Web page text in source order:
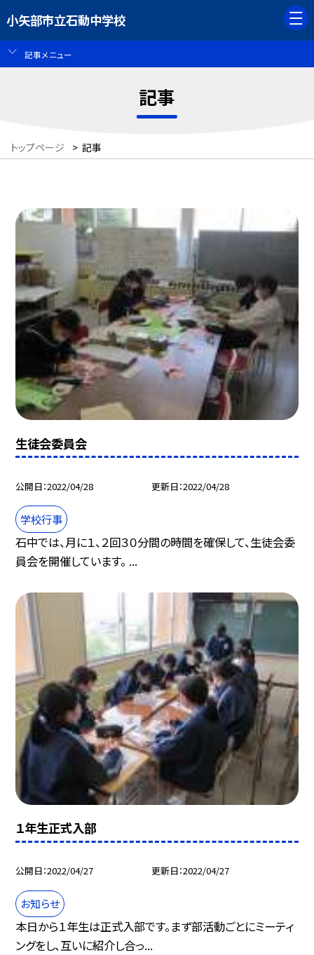
小矢部市立石動中学校
記事メニュー
記事
トップページ > 記事
生徒会委員会
公開日 2022/04/28 更新日 2022/04/28
学校行事
石中では、月に１、２回３０分間の時間を確保して、生徒会委
員会を開催しています。 ...
１年生正式入部
公開日 2022/04/27 更新日 2022/04/27
お知らせ
本日から１年生は正式入部です。まず部活動ごとにミーティ
ングをし、互いに紹介し合っ...